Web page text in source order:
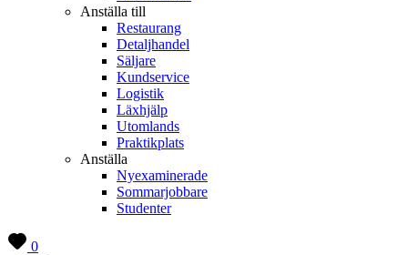
Anställa till
Restaurang
Detaljhandel
Säljare
Kundservice
Logistik
Läxhjälp
Utomlands
Praktikplats
Anställa
Nyexaminerade
Sommarjobbare
Studenter
0